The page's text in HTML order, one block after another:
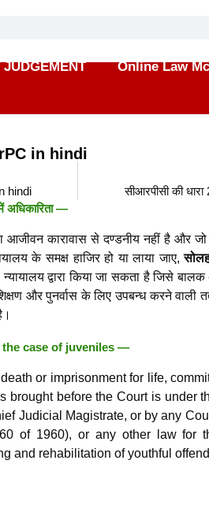
Online Law
in hindi
hindi
सीआरपीसी की
अधिकारिता —
कारावास से दण्डनीय नहीं है और जो
के समक्ष हाजिर हो या लाया जाए,
न्यायालय द्वारा किया जा सकता है जिसे
और पुनर्वास के लिए उपबन्ध करने वाली
case of juveniles —
or imprisonment for life,
brought before the Court is under
Judicial Magistrate, or by any
of 1960), or any other law for
and rehabilitation of youthful